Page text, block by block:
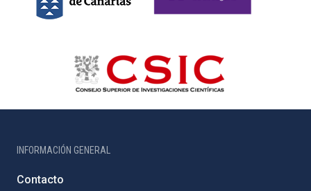
INFORMACIÓN GENERAL
Contacto